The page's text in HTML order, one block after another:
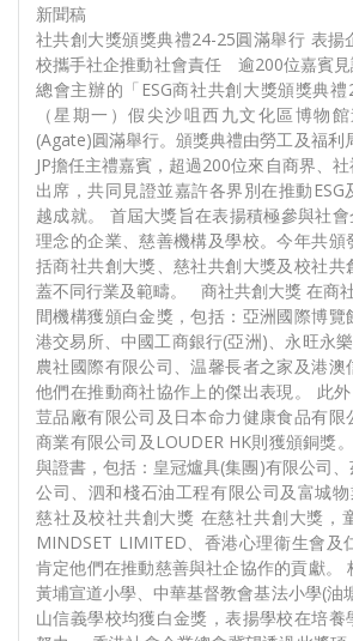
新聞稿 請即發
社共創大獎頒獎典禮24-25圓滿舉行 表揚
校攜手社企推動社會責任 逾200位嘉賓
總會主辦的「ESG商社共創大獎頒獎典
（星期一）假尖沙咀西九文化區博物
(Agate)圓滿舉行。頒獎典禮由勞工及福利
JP擔任主禮嘉賓，超過200位來自商界、
出席，共同見證並嘉許各界別在推動
越成就。 首屆大獎旨在表揚積極參與社會
理念的企業、慈善機構及學校。今年共頒
括商社共創大獎、慈社共創大獎及校社共
蓋不同行業及範疇。 商社共創大獎 在商
間機構獲頒白金獎，包括：亞洲國際博覽
港交易所、中國工商銀行(亞洲)、永旺永
農社國際有限公司、温馨長者之家及港
他們在推動商社協作上的傑出表現。 此
荳品廠有限公司及日本命力健康食品有限
商業有限公司及LOUDER HK則獲頒銅獎
與證書，包括：皇冠爐具(集團)有限公司
公司、泗和棧石油工程有限公司及富城
慈社及校社共創大獎 在慈社共創大獎，
MINDSET LIMITED、香港心理衞生會及
肯定他們在推動慈善與社企協作的貢獻。
黃埔宣道小學、中華基督教會基法小學(油
山信義學校均獲白金獎，表揚學校在培養